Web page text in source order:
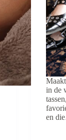
in de
en